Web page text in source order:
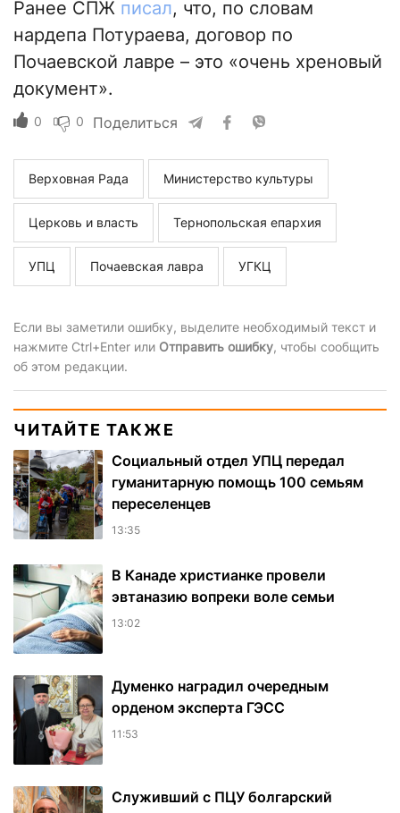
Ранее СПЖ писал, что, по словам
нардепа Потураева, договор по
Почаевской лавре – это «очень хреновый
документ».
0 0 Поделиться
Верховная Рада Министерство культуры
Церковь и власть Тернопольская епархия
УПЦ Почаевская лавра УГКЦ
Если вы заметили ошибку, выделите необходимый текст и
нажмите Ctrl+Enter или Отправить ошибку, чтобы сообщить
об этом редакции.
ЧИТАЙТЕ ТАКЖЕ
Социальный отдел УПЦ передал
гуманитарную помощь 100 семьям
переселенцев
13:35
В Канаде христианке провели
эвтаназию вопреки воле семьи
13:02
Думенко наградил очередным
орденом эксперта ГЭСС
11:53
Служивший с ПЦУ болгарский